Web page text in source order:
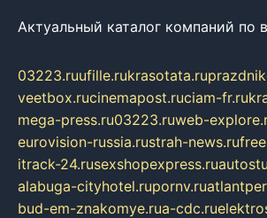
Актуальный каталог компаний по
03223.ruufille.rukrasotata.ru
veetbox.rucinemapost.ruciam-fr.ru
mega-press.ru03223.ruweb-
eurovision-russia.rustrah-news.ru
itrack-24.rusexshopexpress.ru
alabuga-cityhotel.rupornv.ru
bud-em-znakomye.rua-cdc.ru